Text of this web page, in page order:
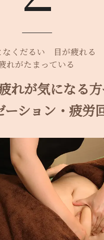
なくだるい
目が疲れる
れがたまっている
れが気になる
ーション・疲労